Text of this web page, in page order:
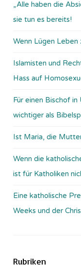
„Alle haben die
sie tun es bereits!
Wenn Lügen Leben
Islamisten und
Hass auf
Für einen Bischof
wichtiger als
Ist Maria, die
Wenn die
ist für Katholiken
Eine katholische
Weeks und der
Rubriken